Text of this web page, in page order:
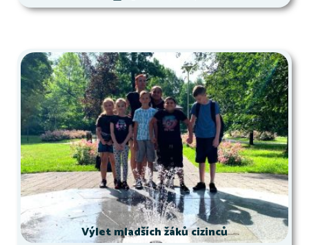
Výlet mladších žáků cizinců